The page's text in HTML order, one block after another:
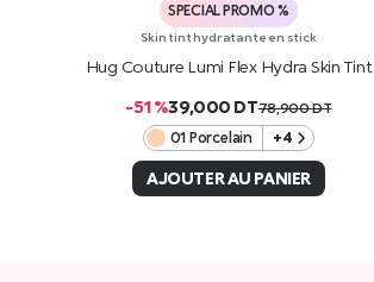
SPECIAL PROMO %
Skin tint hydratante en stick
Hug Couture Lumi Flex Hydra Skin Tint
-51 %39,000 DT78,900DT
01 Porcelain +4
AJOUTER AU PANIER